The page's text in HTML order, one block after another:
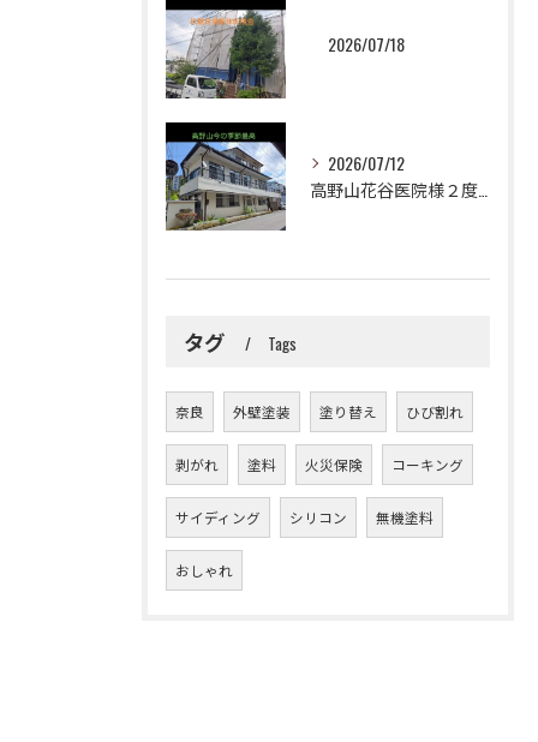
2026/07/18
2026/07/12
高野山花谷医院様２度目のご依頼誠に有難うございました！😉✨2...
タグ Tags
奈良 外壁塗装 塗り替え ひび割れ
剥がれ 塗料 火災保険 コーキング
サイディング シリコン 無機塗料
おしゃれ